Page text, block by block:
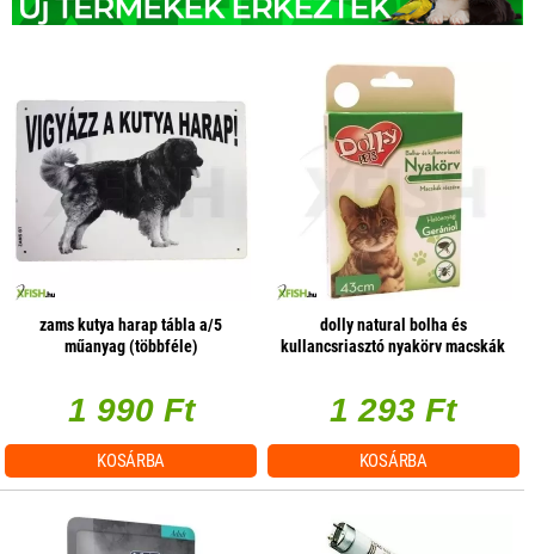
zams kutya harap tábla a/5
műanyag (többféle)
1 990 Ft
KOSÁRBA
dolly natural bolha és
kullancsriasztó nyakörv macskák
1 293 Ft
KOSÁRBA